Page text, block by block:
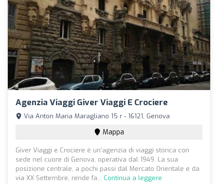
Agenzia Viaggi Giver Viaggi E Crociere
Via Anton Maria Maragliano 15 r - 16121, Genova
Mappa
Giver Viaggi e Crociere è un'agenzia di viaggi storica con
sede nel cuore di Genova, operativa dal 1949. La sua
posizione centrale, a pochi passi dal Mercato Orientale e da
via XX Settembre, rende fa... Continua a leggere